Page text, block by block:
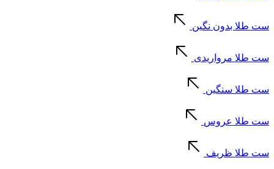
ست طلا بدون نگین
ست طلا مرواریدی
ست طلا سنگین
ست طلا عروس
ست طلا ظریف